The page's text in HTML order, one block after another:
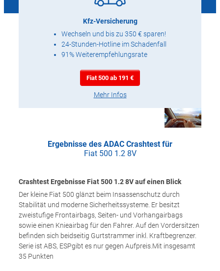
Kfz-Versicherung
Wechseln und bis zu 350 € sparen!
24-Stunden-Hotline im Schadenfall
91% Weiterempfehlungsrate
Fiat 500 ab 191 €
Mehr Infos
Ergebnisse des ADAC Crashtest für
Fiat 500 1.2 8V
Crashtest Ergebnisse Fiat 500 1.2 8V auf einen Blick
Der kleine Fiat 500 glänzt beim Insassenschutz durch
Stabilität und moderne Sicherheitssysteme. Er besitzt
zweistufige Frontairbags, Seiten- und Vorhangairbags
sowie einen Knieairbag für den Fahrer. Auf den Vordersitzen
befinden sich beidseitig Gurtstrammer inkl. Kraftbegrenzer.
Serie ist ABS, ESPgibt es nur gegen Aufpreis.Mit insgesamt
35 Punkten